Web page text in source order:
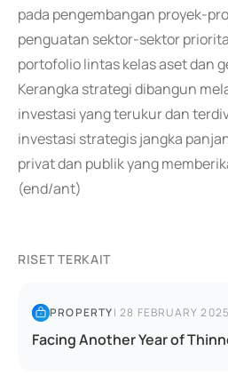
pada pengembangan proyek-
penguatan sektor-sektor
portofolio lintas kelas aset dan
Kerangka strategi dibangun
investasi yang terukur dan
investasi strategis jangka
privat dan publik yang
(end/ant)
RISET TERKAIT
PROPERTY|28 FEBRUARY 2025
Facing Another Year of